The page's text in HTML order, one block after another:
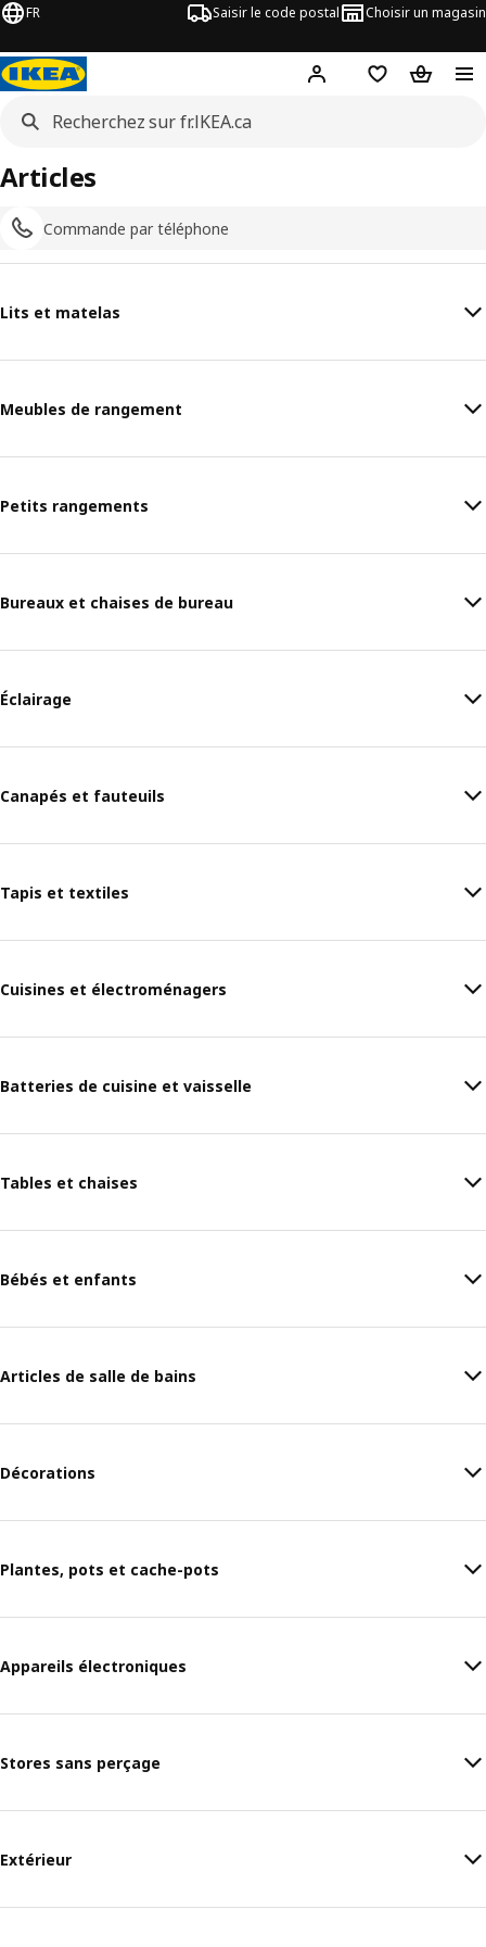
FR Saisir le code postal Choisir un magasin
Hej ! Connectez-vous
Liste d'achats
Panier
Commande par téléphone
Articles
Lits et matelas
Meubles de rangement
Petits rangements
Bureaux et chaises de bureau
Éclairage
Canapés et fauteuils
Tapis et textiles
Cuisines et électroménagers
Batteries de cuisine et vaisselle
Tables et chaises
Bébés et enfants
Articles de salle de bains
Décorations
Plantes, pots et cache-pots
Appareils électroniques
Stores sans perçage
Extérieur